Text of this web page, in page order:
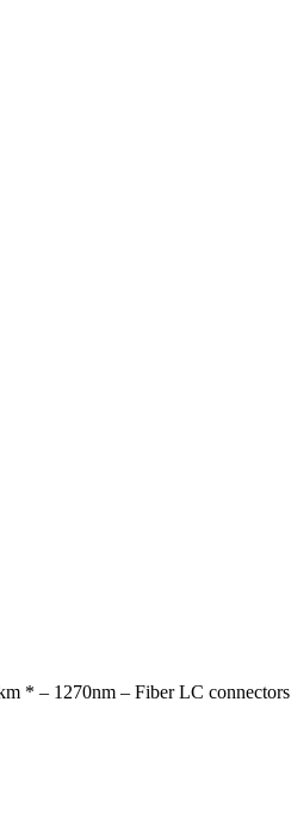
* – 1270nm – Fiber LC connectors